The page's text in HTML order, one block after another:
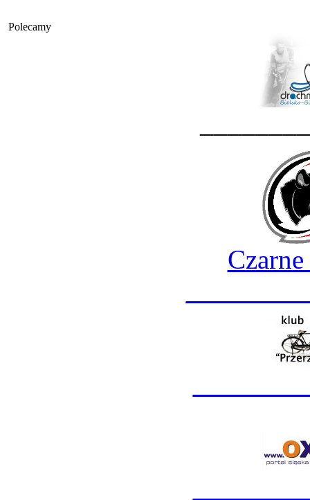
Polecamy